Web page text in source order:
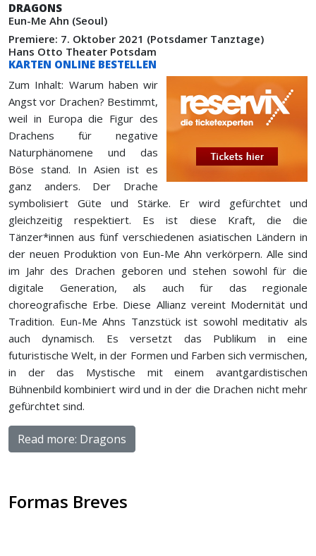
DRAGONS
Eun-Me Ahn (Seoul)
Premiere: 7. Oktober 2021 (Potsdamer Tanztage)
Hans Otto Theater Potsdam
KARTEN ONLINE BESTELLEN
Zum Inhalt: Warum haben wir
Angst vor Drachen? Bestimmt,
weil in Europa die Figur des
Drachens für negative
Naturphänomene und das
Böse stand. In Asien ist es
ganz anders. Der Drache
symbolisiert Güte und Stärke. Er wird gefürchtet und
gleichzeitig respektiert. Es ist diese Kraft, die die
Tänzer*innen aus fünf verschiedenen asiatischen Ländern in
der neuen Produktion von Eun-Me Ahn verkörpern. Alle sind
im Jahr des Drachen geboren und stehen sowohl für die
digitale Generation, als auch für das regionale
choreografische Erbe. Diese Allianz vereint Modernität und
Tradition. Eun-Me Ahns Tanzstück ist sowohl meditativ als
auch dynamisch. Es versetzt das Publikum in eine
futuristische Welt, in der Formen und Farben sich vermischen,
in der das Mystische mit einem avantgardistischen
Bühnenbild kombiniert wird und in der die Drachen nicht mehr
gefürchtet sind.
Read more: Dragons
Formas Breves